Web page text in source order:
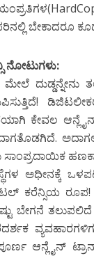
ಬೇಕಾದರೂ
ನೋಟುಗಳು:
ಮೇಲೆ
ಕೇವಲ
ಸಾಂಪ್ರದಾಯಿಕ
ಅಧೀನಕ್ಕೆ
ಕರೆನ್ಸಿಯ ರೂಪ!
ಬೇಗನೆ
ಆನ್ಲೈನ್